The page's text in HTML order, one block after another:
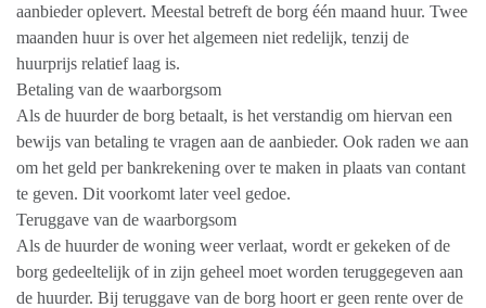
aanbieder oplevert. Meestal betreft de borg één maand huur. Twee
maanden huur is over het algemeen niet redelijk, tenzij de
huurprijs relatief laag is.
Betaling van de waarborgsom
Als de huurder de borg betaalt, is het verstandig om hiervan een
bewijs van betaling te vragen aan de aanbieder. Ook raden we aan
om het geld per bankrekening over te maken in plaats van contant
te geven. Dit voorkomt later veel gedoe.
Teruggave van de waarborgsom
Als de huurder de woning weer verlaat, wordt er gekeken of de
borg gedeeltelijk of in zijn geheel moet worden teruggegeven aan
de huurder. Bij teruggave van de borg hoort er geen rente over de